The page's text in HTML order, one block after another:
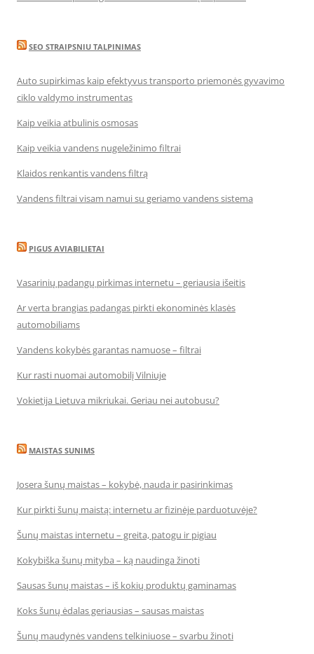
SEO STRAIPSNIU TALPINIMAS
Auto supirkimas kaip efektyvus transporto priemonės gyvavimo
ciklo valdymo instrumentas
Kaip veikia atbulinis osmosas
Kaip veikia vandens nugeležinimo filtrai
Klaidos renkantis vandens filtrą
Vandens filtrai visam namui su geriamo vandens sistema
PIGUS AVIABILIETAI
Vasarinių padangų pirkimas internetu – geriausia išeitis
Ar verta brangias padangas pirkti ekonominės klasės
automobiliams
Vandens kokybės garantas namuose – filtrai
Kur rasti nuomai automobilį Vilniuje
Vokietija Lietuva mikriukai. Geriau nei autobusu?
MAISTAS SUNIMS
Josera šunų maistas – kokybė, nauda ir pasirinkimas
Kur pirkti šunų maistą: internetu ar fizinėje parduotuvėje?
Šunų maistas internetu – greita, patogu ir pigiau
Kokybiška šunų mityba – ką naudinga žinoti
Sausas šunų maistas – iš kokių produktų gaminamas
Koks šunų ėdalas geriausias – sausas maistas
Šunų maudynės vandens telkiniuose – svarbu žinoti